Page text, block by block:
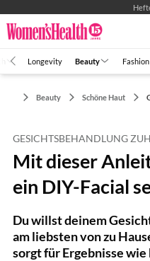
Longevity Beauty Fashion
Beauty Schöne Haut
GESICHTSBEHANDLUNG
Mit dieser
ein DIY-Facial
Du willst deinem
am liebsten von zu
sorgt für Ergebnisse